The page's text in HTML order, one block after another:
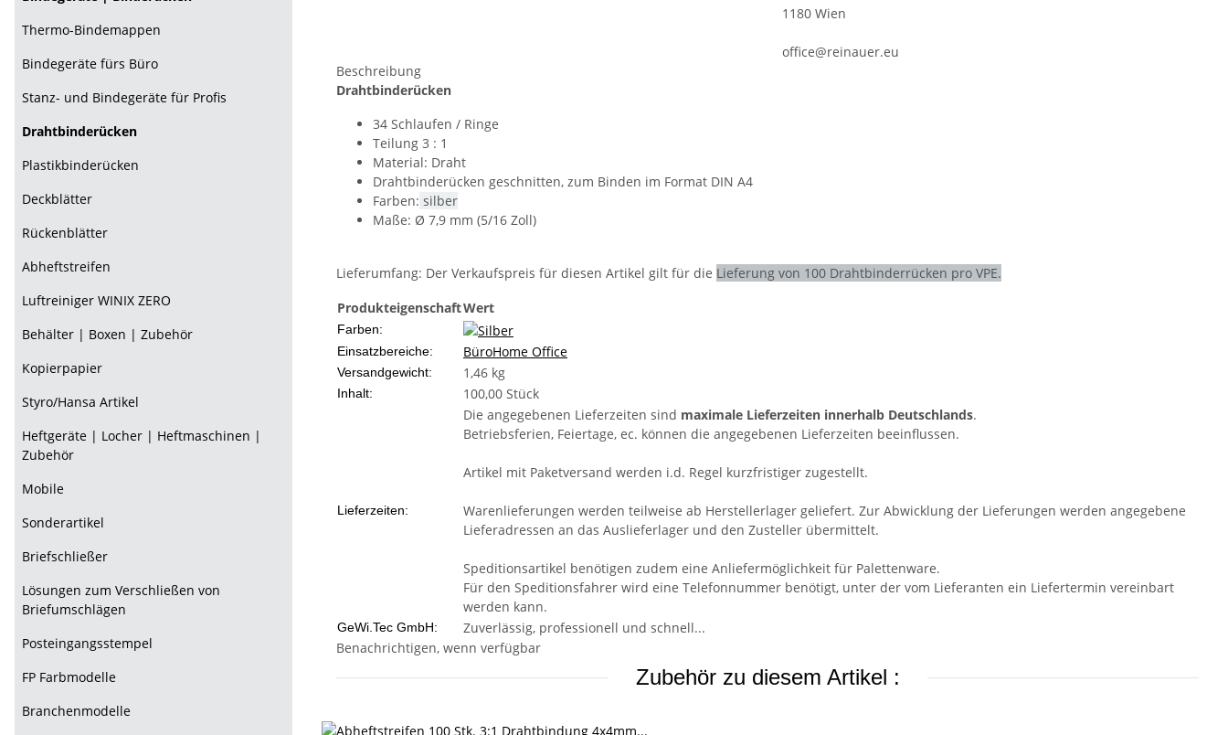
1180 Wien
office@reinauer.eu
Beschreibung
Drahtbinderücken
34 Schlaufen / Ringe
Teilung 3 : 1
Material: Draht
Drahtbinderücken geschnitten, zum Binden im Format DIN A4
Farben: silber
Maße: Ø 7,9 mm (5/16 Zoll)
Lieferumfang: Der Verkaufspreis für diesen Artikel gilt für die Lieferung von 100 Drahtbinderrücken pro VPE.
ProdukteigenschaftWert
Farben:
Einsatzbereiche:
BüroHome Office
Versandgewicht: 1,46 kg
Inhalt: 100,00 Stück
Lieferzeiten:
Die angegebenen Lieferzeiten sind maximale Lieferzeiten innerhalb Deutschlands.
Betriebsferien, Feiertage, ec. können die angegebenen Lieferzeiten beeinflussen.
Artikel mit Paketversand werden i.d. Regel kurzfristiger zugestellt.
Warenlieferungen werden teilweise ab Herstellerlager geliefert. Zur Abwicklung der Lieferungen werden angegebene
Lieferadressen an das Auslieferlager und den Zusteller übermittelt.
Speditionsartikel benötigen zudem eine Anliefermöglichkeit für Palettenware.
Für den Speditionsfahrer wird eine Telefonnummer benötigt, unter der vom Lieferanten ein Liefertermin vereinbart
werden kann.
GeWi.Tec GmbH:
Zuverlässig, professionell und schnell...
Benachrichtigen, wenn verfügbar
Zubehör zu diesem Artikel :
Thermo-Bindemappen
Bindegeräte fürs Büro
Stanz- und Bindegeräte für Profis
Drahtbinderücken
Plastikbinderücken
Deckblätter
Rückenblätter
Abheftstreifen
Luftreiniger WINIX ZERO
Behälter | Boxen | Zubehör
Kopierpapier
Styro/Hansa Artikel
Heftgeräte | Locher | Heftmaschinen |
Zubehör
Mobile
Sonderartikel
Briefschließer
Lösungen zum Verschließen von
Briefumschlägen
Posteingangsstempel
FP Farbmodelle
Branchenmodelle